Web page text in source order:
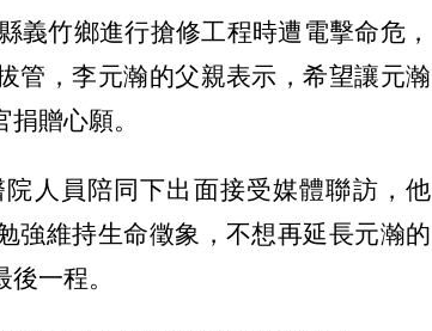
義竹鄉進行搶修工程時遭電擊命危，
管，李元瀚的父親表示，希望讓元瀚
贈心願。
人員陪同下出面接受媒體聯訪，他
強維持生命徵象，不想再延長元瀚的
一程。